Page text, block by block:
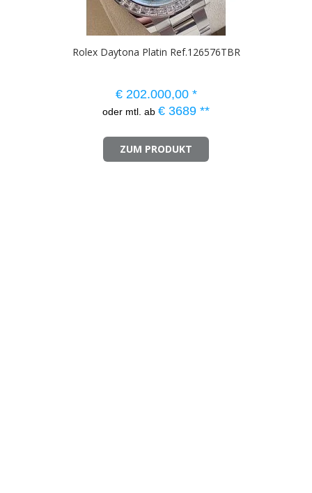
Rolex Daytona Platin Ref.126576TBR
€202.000,00 *
oder mtl. ab € 3689 **
ZUM PRODUKT